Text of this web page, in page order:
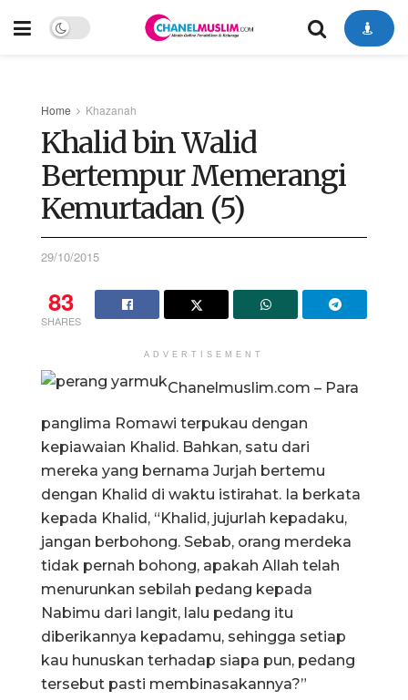
Home Khazanah
Khalid bin Walid
Bertempur Memerangi
Kemurtadan (5)
29/10/2015
83
SHARES
ADVERTISEMENT
Chanelmuslim.com – Para
panglima Romawi terpukau dengan
kepiawaian Khalid. Bahkan, satu dari
mereka yang bernama Jurjah bertemu
dengan Khalid di waktu istirahat. Ia berkata
kepada Khalid, “Khalid, jujurlah kepadaku,
jangan berbohong. Sebab, orang merdeka
tidak pernah bohong, apakah Allah telah
menurunkan sebilah pedang kepada
Nabimu dari langit, lalu pedang itu
diberikannya kepadamu, sehingga setiap
kau hunuskan terhadap siapa pun, pedang
tersebut pasti membinasakannya?”